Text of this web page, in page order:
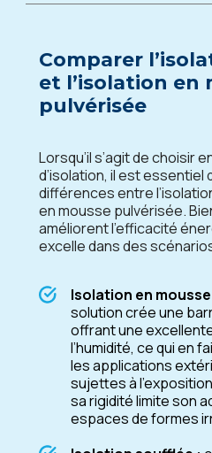
Comparer
et l’isolation en
pulvérisée
Lorsqu’il s’agit de choisir
d’isolation, il est essentiel
différences entre
en mousse pulvérisée.
améliorent l’efficacité
excelle dans des
Isolation en
solution crée une
offrant une
l’humidité, ce qui en
les applications
sujettes à
sa rigidité limite son
espaces de formes